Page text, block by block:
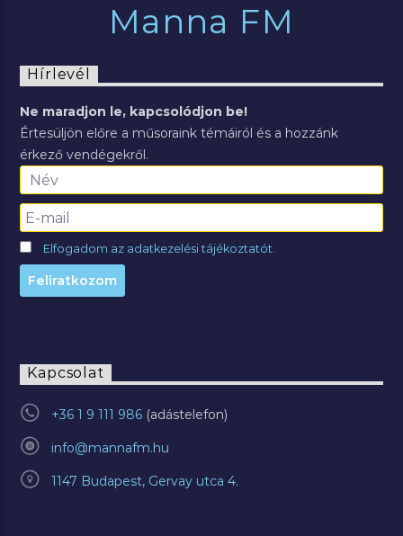
Manna FM
Hírlevél
Ne maradjon le, kapcsolódjon be!
Értesüljön előre a műsoraink témáiról és a hozzánk
érkező vendégekről.
Elfogadom az adatkezelési tájékoztatót.
Kapcsolat
+36 1 9 111 986
info@mannafm.hu
1147 Budapest, Gervay utca 4.